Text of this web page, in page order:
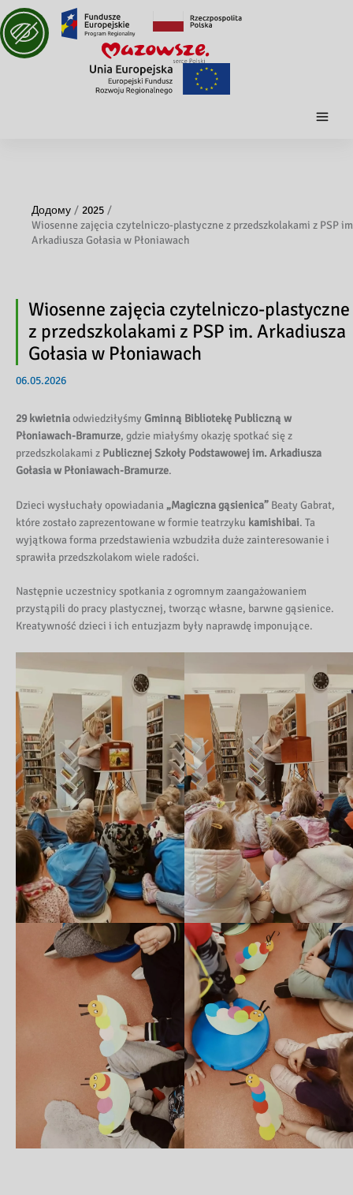
Додому
2025
Wiosenne zajęcia czytelniczo-plastyczne z przedszkolakami z PSP
Arkadiusza Gołasia w Płoniawach
Wiosenne zajęcia czytelniczo-plastyczne
z przedszkolakami z PSP im. Arkadiusza
Gołasia w Płoniawach
06.05.2026
29 kwietniaodwiedziłyśmy Gminną Bibliotekę Publiczną w
Płoniawach-Bramurze, gdzie miałyśmy okazję spotkać się z
przedszkolakami z Publicznej Szkoły Podstawowej im. Arkadiusza
Gołasia w Płoniawach-Bramurze.
Dzieci wysłuchały opowiadania „Magiczna gąsienica” Beaty Gabrat,
które zostało zaprezentowane w formie teatrzyku kamishibai. Ta
wyjątkowa forma przedstawienia wzbudziła duże zainteresowanie i
sprawiła przedszkolakom wiele radości.
Następnie uczestnicy spotkania z ogromnym zaangażowaniem
przystąpili do pracy plastycznej, tworząc własne, barwne gąsienice.
Kreatywność dzieci i ich entuzjazm były naprawdę imponujące.